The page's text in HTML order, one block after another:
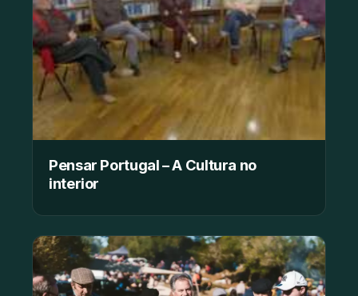
Pensar Portugal – A Cultura no
interior